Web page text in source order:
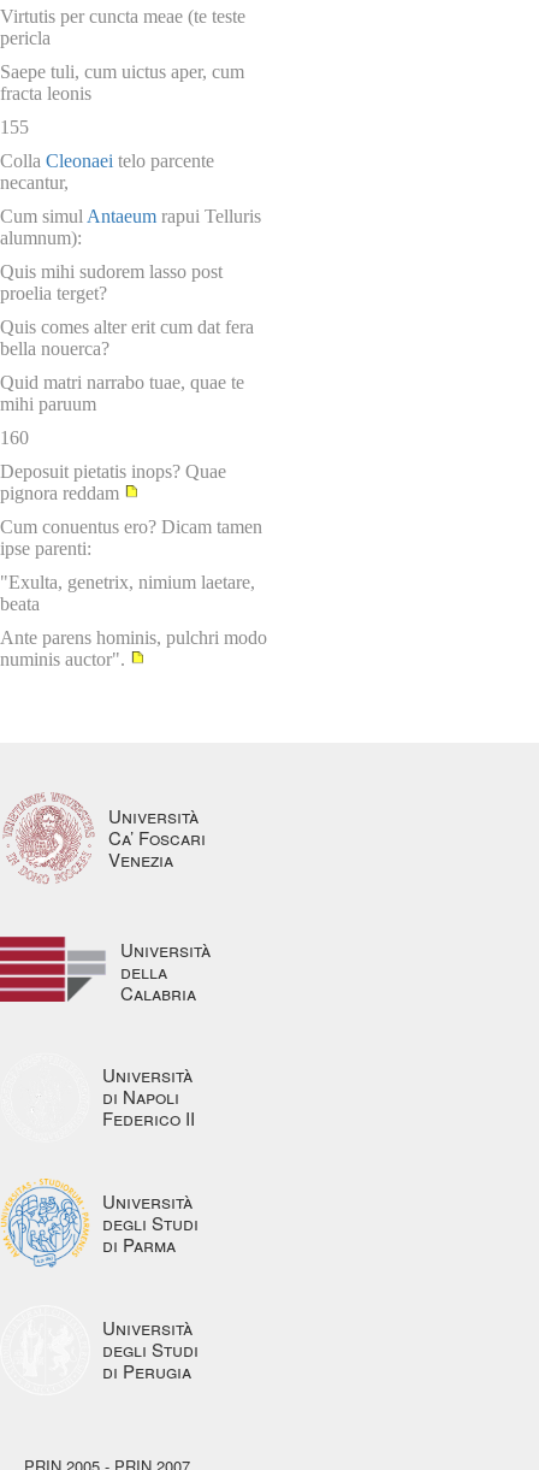
Virtutis per cuncta meae (te teste
pericla
Saepe tuli, cum uictus aper, cum
fracta leonis
155
Colla Cleonaei telo parcente
necantur,
Cum simul Antaeum rapui Telluris
alumnum):
Quis mihi sudorem lasso post
proelia terget?
Quis comes alter erit cum dat fera
bella nouerca?
Quid matri narrabo tuae, quae te
mihi paruum
160
Deposuit pietatis inops? Quae
pignora reddam
Cum conuentus ero? Dicam tamen
ipse parenti:
"Exulta, genetrix, nimium laetare,
beata
Ante parens hominis, pulchri modo
numinis auctor".
Università
Ca’ Foscari
Venezia
Università
della
Calabria
Università
di Napoli
Federico II
Università
degli Studi
di Parma
Università
degli Studi
di Perugia